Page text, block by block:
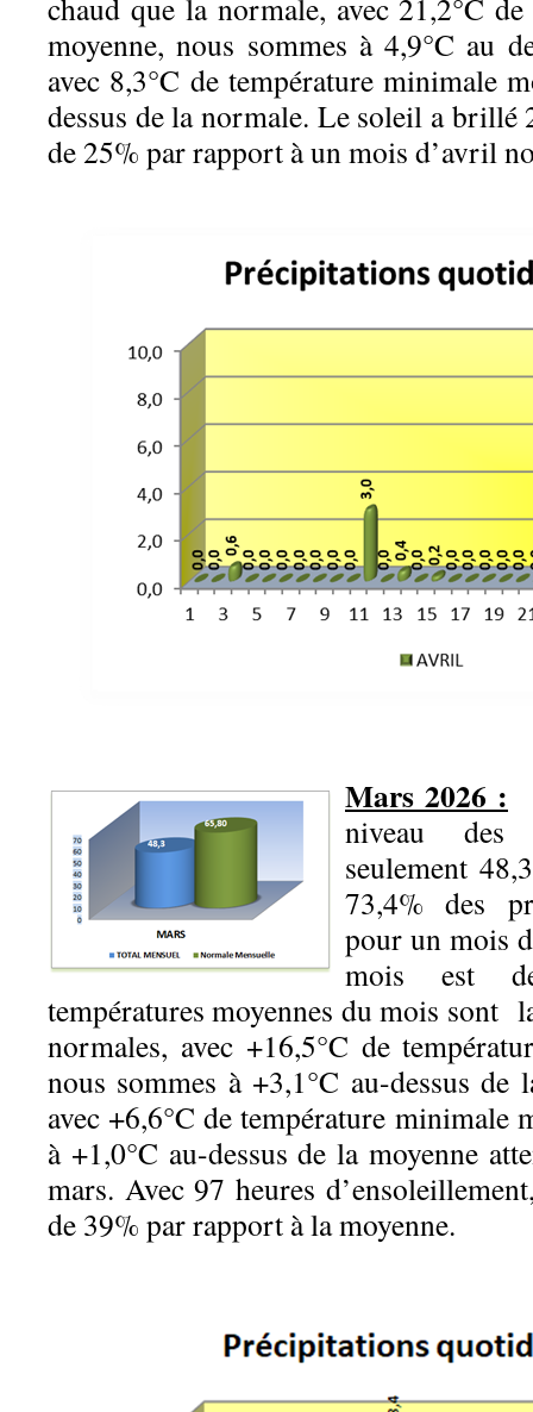
chaud que la normale, avec 21,2°C
moyenne, nous sommes à 4,9°C au
avec 8,3°C de température minimale
dessus de la normale. Le soleil a brillé
de 25% par rapport à un mois d’avril
Mars 2026 :
niveau des
seulement
73,4% des
pour un mois
mois est
températures moyennes du mois sont
normales, avec +16,5°C de
nous sommes à +3,1°C au-dessus de
avec +6,6°C de température minimale
à +1,0°C au-dessus de la moyenne
mars. Avec 97 heures
de 39% par rapport à la moyenne.